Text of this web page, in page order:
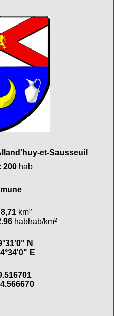
et-Sausseuil
: 200hab
8,71km²
habhab/km²
N
4°34'0" E
4.566670